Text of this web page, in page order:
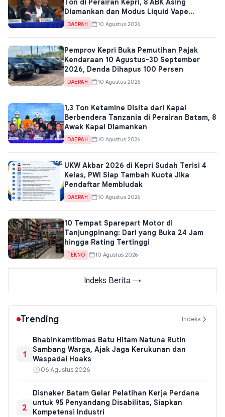
Diamankan dan Modus Liquid Vape
Terungkap
DAERAH 10 Agustus 2026
Pemprov Kepri Buka Pemutihan Pajak
Kendaraan 10 Agustus-30 September
2026, Denda Dihapus 100 Persen
DAERAH 10 Agustus 2026
1,3 Ton Ketamine Disita dari Kapal
Berbendera Tanzania di Perairan Batam, 8
Awak Kapal Diamankan
DAERAH 10 Agustus 2026
UKW Akbar 2026 di Kepri Sudah Terisi 4
Kelas, PWI Siap Tambah Kuota Jika
Pendaftar Membludak
DAERAH 10 Agustus 2026
10 Tempat Sparepart Motor di
Tanjungpinang: Dari yang Buka 24 Jam
hingga Rating Tertinggi
TEKNO 10 Agustus 2026
Indeks Berita →
Trending Indeks
1
Bhabinkamtibmas Batu Hitam Natuna Rutin
Sambang Warga, Ajak Jaga Kerukunan dan
Waspadai Hoaks
06 Agustus 2026
2
Disnaker Batam Gelar Pelatihan Kerja Perdana
untuk 95 Penyandang Disabilitas, Siapkan
Kompetensi Industri